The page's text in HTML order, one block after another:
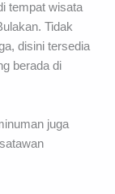
tempat wisata
Tidak
disini tersedia
berada di
juga